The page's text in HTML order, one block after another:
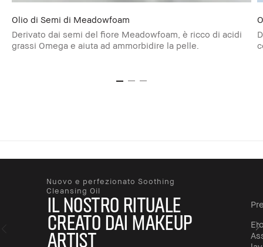
Olio di Semi di Meadowfoam
Derivato dai semi del fiore Meadowfoam, è ricco di acidi
grassi Omega e aiuta ad ammorbidire la pelle.
Nuovo e perfezionato Soothing
Cleansing Oil
IL NOSTRO RITUALE
CREATO DAI MAKEUP
ARTIST